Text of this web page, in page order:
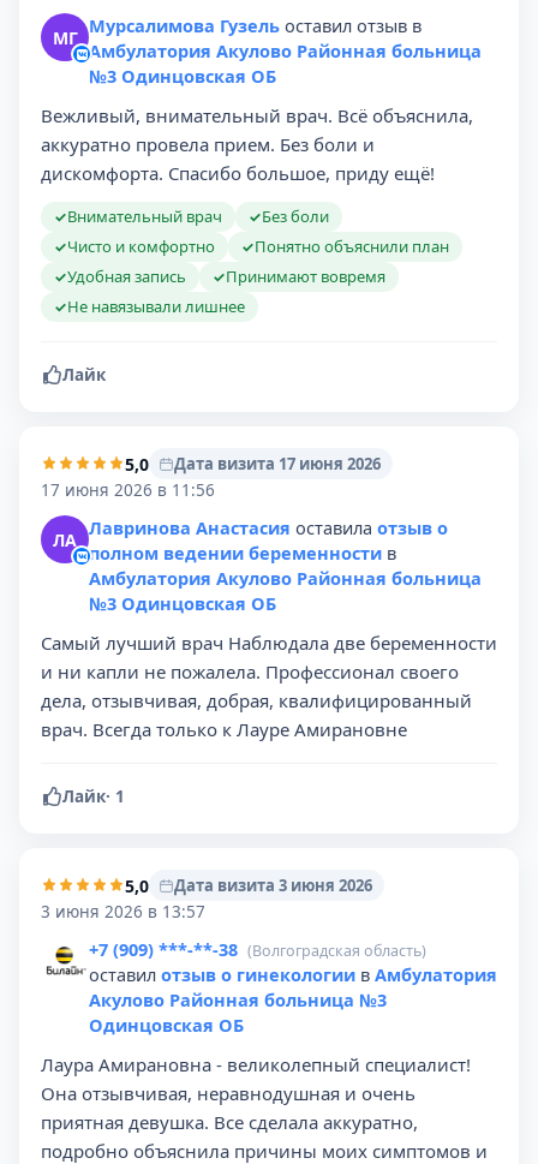
МГ Мурсалимова Гузель оставил отзыв в
Амбулатория Акулово Районная больница
№3 Одинцовская ОБ
Вежливый, внимательный врач. Всё объяснила,
аккуратно провела прием. Без боли и
дискомфорта. Спасибо большое, приду ещё!
✓Внимательный врач ✓Без боли
✓Чисто и комфортно ✓Понятно объяснили план
✓Удобная запись ✓Принимают вовремя
✓Не навязывали лишнее
Лайк
5,0
Дата визита 17 июня 2026
17 июня 2026 в 11:56
ЛА Лавринова Анастасия оставила отзыв о
полном ведении беременности в
Амбулатория Акулово Районная больница
№3 Одинцовская ОБ
Самый лучший врач Наблюдала две беременности
и ни капли не пожалела. Профессионал своего
дела, отзывчивая, добрая, квалифицированный
врач. Всегда только к Лауре Амирановне️
Лайк· 1
5,0
Дата визита 3 июня 2026
3 июня 2026 в 13:57
+7 (909) ***-**-38 (Волгоградская область)
оставил отзыв о гинекологии в Амбулатория
Акулово Районная больница №3
Одинцовская ОБ
Лаура Амирановна - великолепный специалист!
Она отзывчивая, неравнодушная и очень
приятная девушка. Все сделала аккуратно,
подробно объяснила причины моих симптомов и